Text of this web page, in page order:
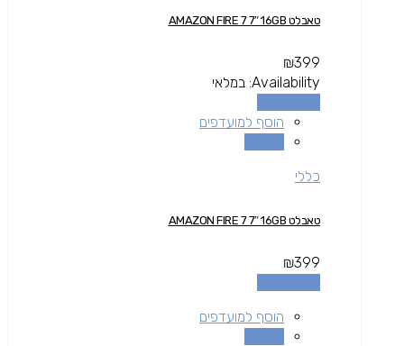
טאבלט AMAZON FIRE 7 7″ 16GB
₪399
Availability: במלאי
הוסף למועדפים
כללי
טאבלט AMAZON FIRE 7 7″ 16GB
₪399
הוסף למועדפים